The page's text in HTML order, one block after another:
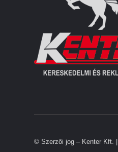
© Szerzői jog – Kenter Kft. |